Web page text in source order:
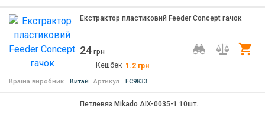
Екстрактор пластиковий Feeder Concept гачок
24 грн
Кешбек 1.2 грн
Країна виробник Китай Артикул FC9833
Петлевяз Mikado AIX-0035-1 10шт.